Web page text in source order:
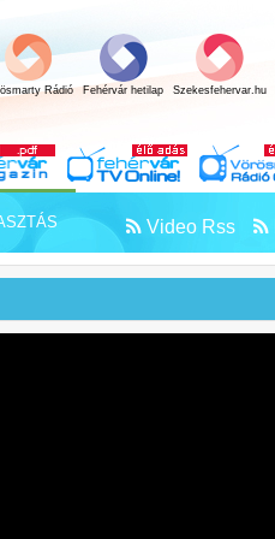
Rádió Fehérvár hetilap Szekesfehervar.hu
Video Rss